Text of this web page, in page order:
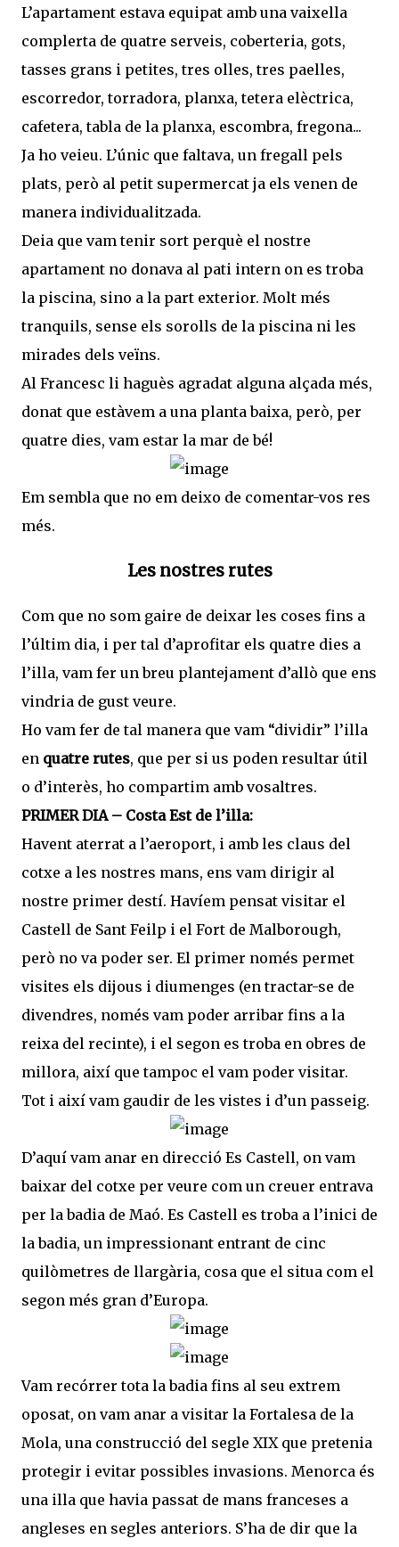
L’apartament estava equipat amb una vaixella
complerta de quatre serveis, coberteria, gots,
tasses grans i petites, tres olles, tres paelles,
escorredor, torradora, planxa, tetera elèctrica,
cafetera, tabla de la planxa, escombra, fregona...
Ja ho veieu. L’únic que faltava, un fregall pels
plats, però al petit supermercat ja els venen de
manera individualitzada.
Deia que vam tenir sort perquè el nostre
apartament no donava al pati intern on es troba
la piscina, sino a la part exterior. Molt més
tranquils, sense els sorolls de la piscina ni les
mirades dels veïns.
Al Francesc li haguès agradat alguna alçada més,
donat que estàvem a una planta baixa, però, per
quatre dies, vam estar la mar de bé!
Em sembla que no em deixo de comentar-vos res
més.
Les nostres rutes
Com que no som gaire de deixar les coses fins a
l’últim dia, i per tal d’aprofitar els quatre dies a
l’illa, vam fer un breu plantejament d’allò que ens
vindria de gust veure.
Ho vam fer de tal manera que vam “dividir” l’illa
en quatre rutes, que per si us poden resultar útil
o d’interès, ho compartim amb vosaltres.
PRIMER DIA – Costa Est de l’illa:
Havent aterrat a l’aeroport, i amb les claus del
cotxe a les nostres mans, ens vam dirigir al
nostre primer destí. Havíem pensat visitar el
Castell de Sant Feilp i el Fort de Malborough,
però no va poder ser. El primer només permet
visites els dijous i diumenges (en tractar-se de
divendres, només vam poder arribar fins a la
reixa del recinte), i el segon es troba en obres de
millora, així que tampoc el vam poder visitar.
Tot i així vam gaudir de les vistes i d’un passeig.
D’aquí vam anar en direcció Es Castell, on vam
baixar del cotxe per veure com un creuer entrava
per la badia de Maó. Es Castell es troba a l’inici de
la badia, un impressionant entrant de cinc
quilòmetres de llargària, cosa que el situa com el
segon més gran d’Europa.
Vam recórrer tota la badia fins al seu extrem
oposat, on vam anar a visitar la Fortalesa de la
Mola, una construcció del segle XIX que pretenia
protegir i evitar possibles invasions. Menorca és
una illa que havia passat de mans franceses a
angleses en segles anteriors. S’ha de dir que la